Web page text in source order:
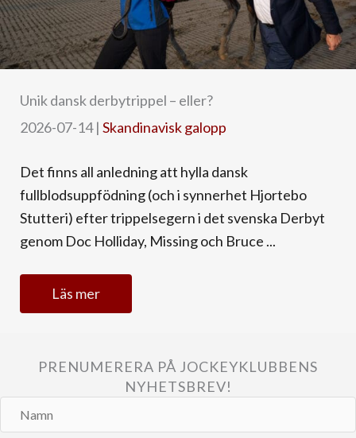
Unik dansk derbytrippel – eller?
2026-07-14| Skandinavisk galopp
Det finns all anledning att hylla dansk
fullblodsuppfödning (och i synnerhet Hjortebo
Stutteri) efter trippelsegern i det svenska Derbyt
genom Doc Holliday, Missing och Bruce ...
Läs mer
PRENUMERERA PÅ JOCKEYKLUBBENS
NYHETSBREV!
Namn